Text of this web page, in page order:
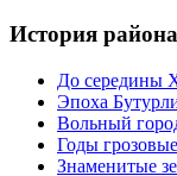
История района
До середины
Эпоха
Вольный
Годы грозовые
Знаменитые